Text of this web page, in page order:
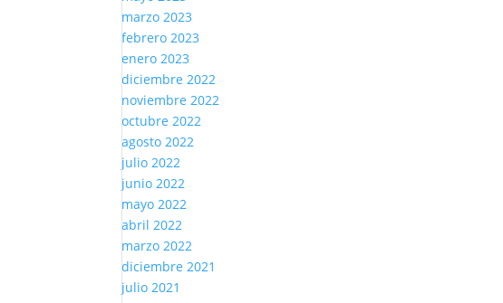
marzo 2023
febrero 2023
enero 2023
diciembre 2022
noviembre 2022
octubre 2022
agosto 2022
julio 2022
junio 2022
mayo 2022
abril 2022
marzo 2022
diciembre 2021
julio 2021